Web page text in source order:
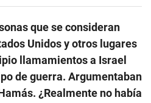
que se consideran
Unidos y otros lugares
llamamientos a Israel
de guerra. Argumentaban
¿Realmente no había